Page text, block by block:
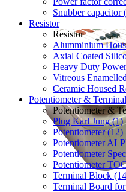
Snubber capacitor
Resistor
Resistor
Alumminium
Axial Coated
Heavy Duty
Vitreous
Ceramic Housed
Potentiometer & Terminal
Potentiometer &
Plug Karl Jung (1)
Potentiometer (12)
Potentiometer
Potentiometer
Potentiometer
Terminal Block
Terminal Board